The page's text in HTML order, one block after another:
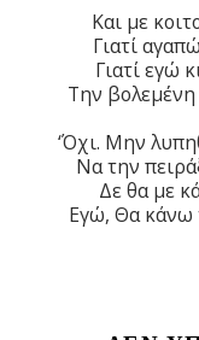
Και με
Γιατί
Γιατί εγώ
Την
‘Όχι. Μην
Να την
Δε θα με
Εγώ, Θα κάνω